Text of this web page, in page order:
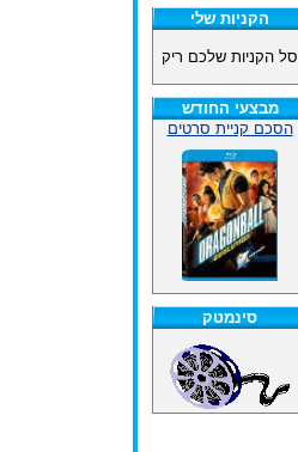
הקניות שלי
סל הקניות שלכם ריק
מבצעי החודש
הסכם קניית סרטים
סינמטק